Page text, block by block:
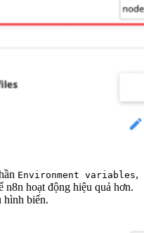
Environment variables,
n8n hoạt động hiệu quả hơn.
hình biến.